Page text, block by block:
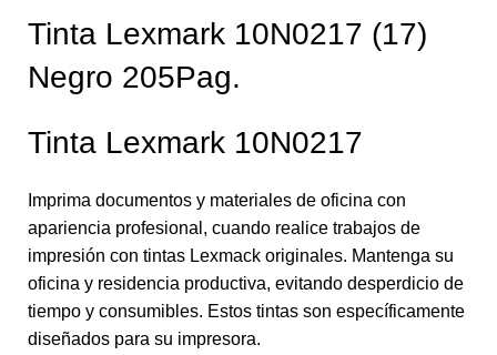
Tinta Lexmark 10N0217 (17)
Negro 205Pag.
Tinta Lexmark 10N0217
Imprima documentos y materiales de oficina con
apariencia profesional, cuando realice trabajos de
impresión con tintas Lexmack originales. Mantenga su
oficina y residencia productiva, evitando desperdicio de
tiempo y consumibles. Estos tintas son específicamente
diseñados para su impresora.